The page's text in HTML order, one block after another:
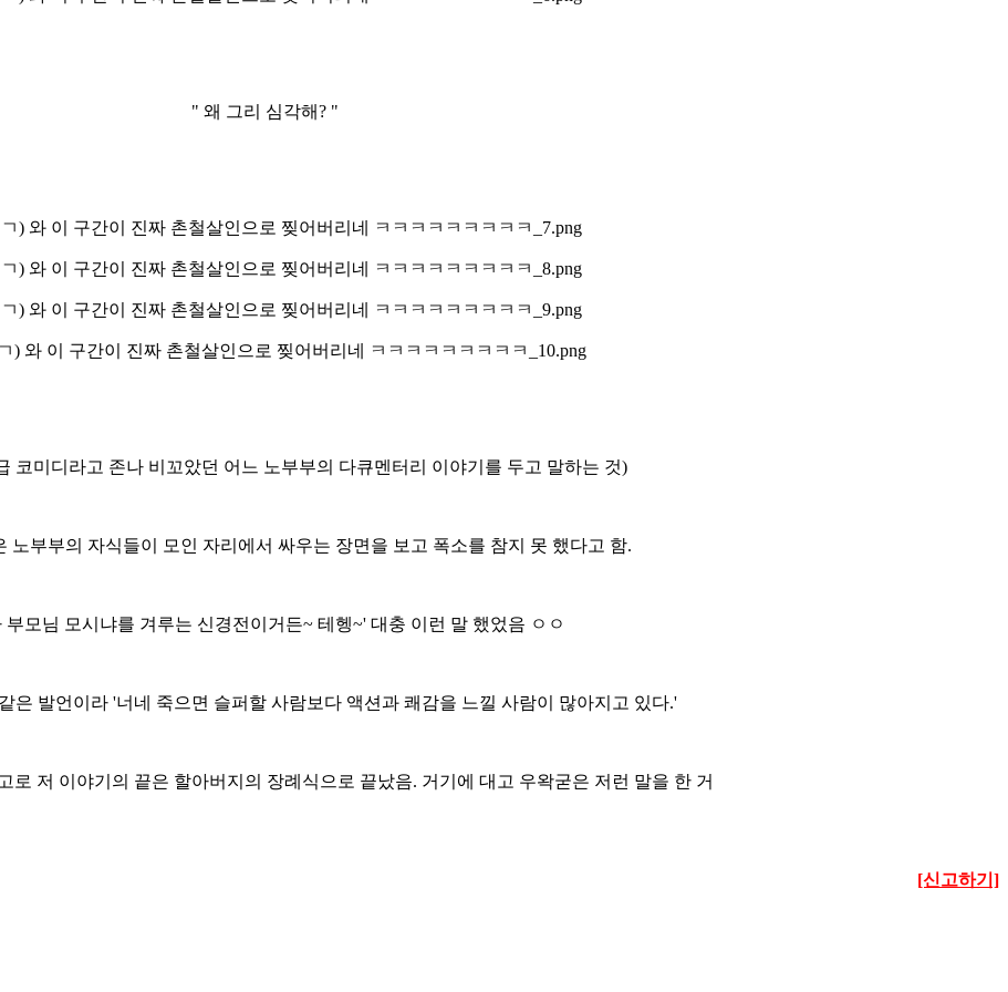
" 왜 그리 심각해? "
코미디라고 존나 비꼬았던 어느 노부부의 다큐멘터리 이야기를 두고 말하는 것)
노부부의 자식들이 모인 자리에서 싸우는 장면을 보고 폭소를 참지 못 했다고 함.
부모님 모시냐를 겨루는 신경전이거든~ 테헹~' 대충 이런 말 했었음 ㅇㅇ
은 발언이라 '너네 죽으면 슬퍼할 사람보다 액션과 쾌감을 느낄 사람이 많아지고 있다.'
로 저 이야기의 끝은 할아버지의 장례식으로 끝났음. 거기에 대고 우왁굳은 저런 말을 한 거
[신고하기]